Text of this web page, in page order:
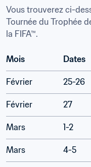
Vous trouverez ci-
Tournée du Trophée
la FIFA™.
Mois Dates
Février 25-26
Février 27
Mars 1-2
Mars 4-5